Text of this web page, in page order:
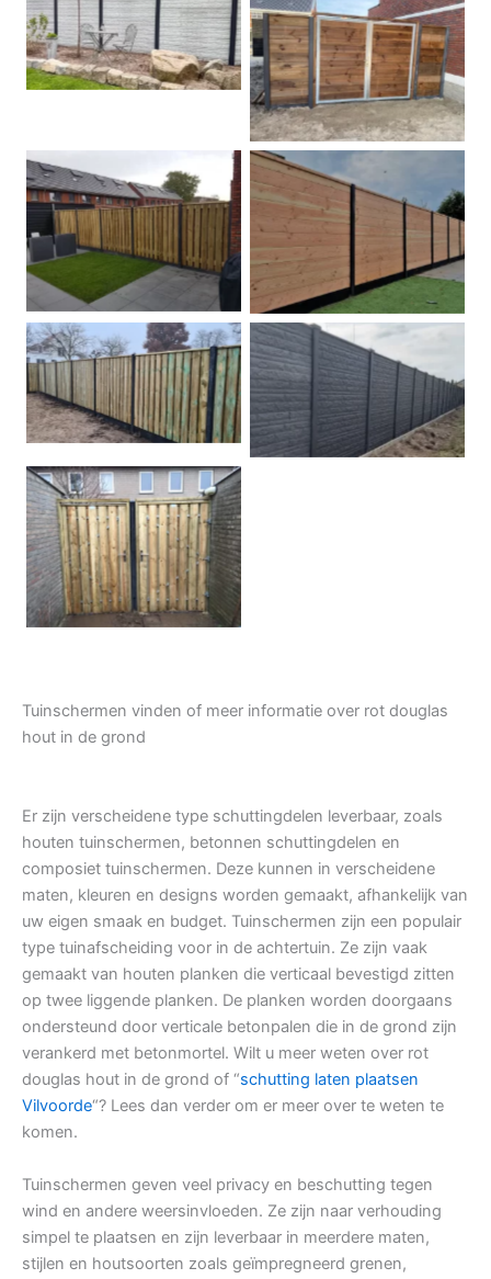
Betonschutting
Dubbele poort
Betonpalen schutting Douglas
Hout beton schuttingen Rots motief antraciet
Tuindeur grenen
Tuinschermen vinden of meer informatie over rot douglas
hout in de grond
Er zijn verscheidene type schuttingdelen leverbaar, zoals
houten tuinschermen, betonnen schuttingdelen en
composiet tuinschermen. Deze kunnen in verscheidene
maten, kleuren en designs worden gemaakt, afhankelijk van
uw eigen smaak en budget. Tuinschermen zijn een populair
type tuinafscheiding voor in de achtertuin. Ze zijn vaak
gemaakt van houten planken die verticaal bevestigd zitten
op twee liggende planken. De planken worden doorgaans
ondersteund door verticale betonpalen die in de grond zijn
verankerd met betonmortel. Wilt u meer weten over rot
douglas hout in de grond of “schutting laten plaatsen
Vilvoorde“? Lees dan verder om er meer over te weten te
komen.
Tuinschermen geven veel privacy en beschutting tegen
wind en andere weersinvloeden. Ze zijn naar verhouding
simpel te plaatsen en zijn leverbaar in meerdere maten,
stijlen en houtsoorten zoals geïmpregneerd grenen,